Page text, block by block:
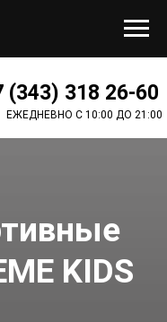
(343) 318 26-60
ЕЖЕДНЕВНО С 10:00 ДО 21:00
KIDS